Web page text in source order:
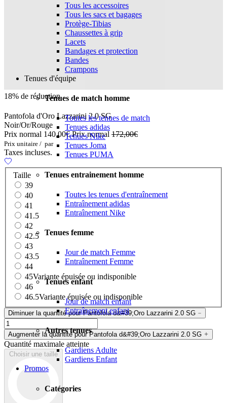
Tous les accessoires
Tous les sacs et bagages
Protège-Tibias
Chaussettes à grip
Lacets
Bandages et protection
Bandes
Crampons
Tenues d'équipe
Tenues de match homme
Toutes les tenues de match
Tenues adidas
Tenues Nike
Tenues Joma
Tenues PUMA
Tenues entrainement homme
Toutes les tenues d'entraînement
Entraînement adidas
Entraînement Nike
Tenues femme
Jour de match Femme
Entraînement Femme
Tenues enfant
Jour de match enfant
Entraînement enfant
Autres tenues
Gardiens Adulte
Gardiens Enfant
Promos
Catégories
18% de réduction
Pantofola d'Oro Lazzarini 2.0 SG
Noir/Or/Rouge
Prix normal 140,00€Prix normal 172,00€
Prix unitaire / par
Taxes incluses.
Taille
39
40
41
41.5
42
42.5
43
43.5
44
45Variante épuisée ou indisponible
46
46.5Variante épuisée ou indisponible
Diminuer la quantité pour Pantofola d&#39;Oro Lazzarini 2.0 SG
Augmenter la quantité pour Pantofola d&#39;Oro Lazzarini 2.0 SG
Quantité maximale atteinte
Choisir une taille